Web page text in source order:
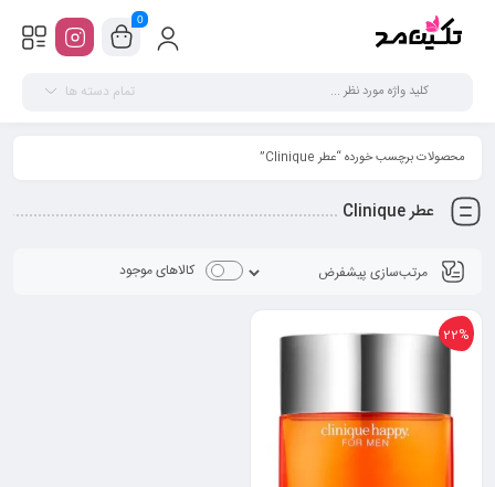
0
تمام دسته ها
محصولات برچسب خورده “عطر Clinique”
عطر Clinique
کالاهای موجود
22%